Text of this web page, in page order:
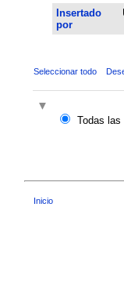
Insertado
por
Seleccionar todo
Todas las
Inicio